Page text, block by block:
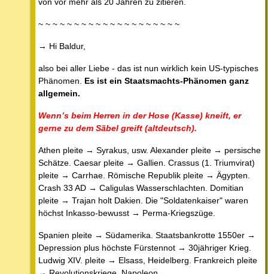
~ ~ ~ ~ ~ ~ ~ ~ ~ ~ ~ ~ ~ ~ ~ ~ ~ ~ ~ ~
→ Hi Baldur,
also bei aller Liebe - das ist nun wirklich kein US-typisches
Phänomen. Es ist ein Staatsmachts-Phänomen ganz
allgemein.
Wenn’s beim Herren in der Hose (Kasse) kneift, er
gerne zu dem Säbel greift (altdeutsch).
Athen pleite → Syrakus, usw. Alexander pleite → persische
Schätze. Caesar pleite → Gallien. Crassus (1. Triumvirat)
pleite → Carrhae. Römische Republik pleite → Ägypten.
Crash 33 AD → Caligulas Wasserschlachten. Domitian
pleite → Trajan holt Dakien. Die "Soldatenkaiser" waren
höchst Inkasso-bewusst → Perma-Kriegszüge.
Spanien pleite → Südamerika. Staatsbankrotte 1550er →
Depression plus höchste Fürstennot → 30jähriger Krieg.
Ludwig XIV. pleite → Elsass, Heidelberg. Frankreich pleite